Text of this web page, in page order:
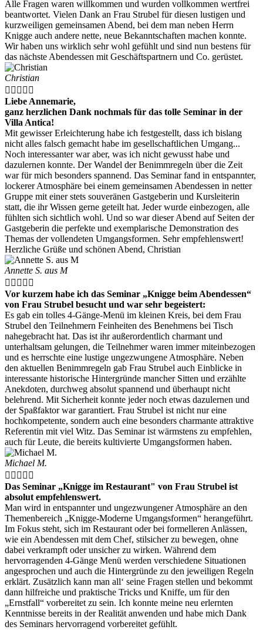
Alle Fragen waren willkommen und wurden vollkommen wertfrei
beantwortet. Vielen Dank an Frau Strubel für diesen lustigen und
kurzweiligen gemeinsamen Abend, bei dem man neben Herrn
Knigge auch andere nette, neue Bekanntschaften machen konnte.
Wir haben uns wirklich sehr wohl gefühlt und sind nun bestens für
das nächste Abendessen mit Geschäftspartnern und Co. gerüstet.
Christian
    
Liebe Annemarie,
ganz herzlichen Dank nochmals für das tolle Seminar in der
Villa Antica!
Mit gewisser Erleichterung habe ich festgestellt, dass ich bislang
nicht alles falsch gemacht habe im gesellschaftlichen Umgang...
Noch interessanter war aber, was ich nicht gewusst habe und
dazulernen konnte. Der Wandel der Benimmregeln über die Zeit
war für mich besonders spannend. Das Seminar fand in entspannter,
lockerer Atmosphäre bei einem gemeinsamen Abendessen in netter
Gruppe mit einer stets souveränen Gastgeberin und Kursleiterin
statt, die ihr Wissen gerne geteilt hat. Jeder wurde einbezogen, alle
fühlten sich sichtlich wohl. Und so war dieser Abend auf Seiten der
Gastgeberin die perfekte und exemplarische Demonstration des
Themas der vollendeten Umgangsformen. Sehr empfehlenswert!
Herzliche Grüße und schönen Abend, Christian
Annette S. aus M
    
Vor kurzem habe ich das Seminar „Knigge beim Abendessen“
von Frau Strubel besucht und war sehr begeistert:
Es gab ein tolles 4-Gänge-Menü im kleinen Kreis, bei dem Frau
Strubel den Teilnehmern Feinheiten des Benehmens bei Tisch
nahegebracht hat. Das ist ihr außerordentlich charmant und
unterhaltsam gelungen, die Teilnehmer waren immer miteinbezogen
und es herrschte eine lustige ungezwungene Atmosphäre. Neben
den aktuellen Benimmregeln gab Frau Strubel auch Einblicke in
interessante historische Hintergründe mancher Sitten und erzählte
Anekdoten, durchweg absolut spannend und überhaupt nicht
belehrend. Mit Sicherheit konnte jeder noch etwas dazulernen und
der Spaßfaktor war garantiert. Frau Strubel ist nicht nur eine
hochkompetente, sondern auch eine besonders charmante attraktive
Referentin mit viel Witz. Das Seminar ist wärmstens zu empfehlen,
auch für Leute, die bereits kultivierte Umgangsformen haben.
Michael M.
    
Das Seminar „Knigge im Restaurant" von Frau Strubel ist
absolut empfehlenswert.
Man wird in entspannter und ungezwungener Atmosphäre an den
Themenbereich „Knigge-Moderne Umgangsformen“ herangeführt.
Im Fokus steht, sich im Restaurant oder bei formelleren Anlässen,
wie ein Abendessen mit dem Chef, stilsicher zu bewegen, ohne
dabei verkrampft oder unsicher zu wirken. Während dem
hervorragenden 4-Gänge Menü werden verschiedene Situationen
angesprochen und auch die Hintergründe zu den jeweiligen Regeln
erklärt. Zusätzlich kann man all‘ seine Fragen stellen und bekommt
dann hilfreiche und praktische Tricks und Kniffe, um für den
„Ernstfall“ vorbereitet zu sein. Ich konnte meine neu erlernten
Kenntnisse bereits in der Realität anwenden und habe mich Dank
des Seminars hervorragend vorbereitet gefühlt.